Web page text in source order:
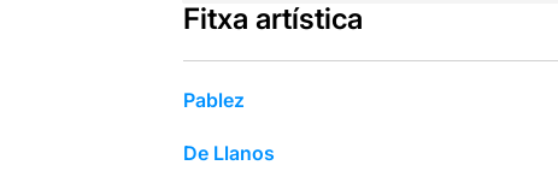
Fitxa artística
Pablez
De Llanos